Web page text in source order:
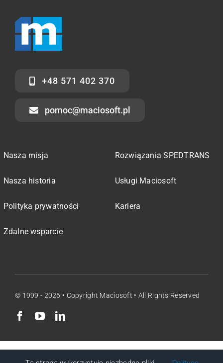
+48 571 402 370
pomoc@maciosoft.pl
Nasza misja
Nasza historia
Polityka prywatności
Zdalne wsparcie
Rozwiązania SPEDTRANS
Usługi Maciosoft
Kariera
© 1999 - 2026 • Copyright Maciosoft • All Rights Reserved